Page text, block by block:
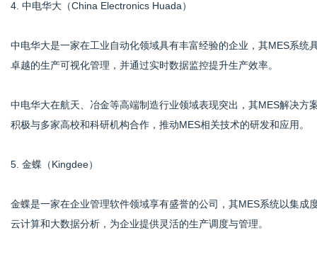
4. 中电华大（China Electronics Huada）
中电华大是一家在工业自动化领域具有丰富经验的企业，其MES系
卓越的生产可视化管理，并通过实时数据监控提升生产效率。
中电华大在航天、冶金等高端制造行业领域表现突出，其MES解决
积极与多家高校和科研机构合作，推动MES相关技术的研发和应用。
5. 金蝶（Kingdee）
金蝶是一家在企业管理软件领域享有盛誉的公司，其MES系统以集
云计算和大数据分析，为企业提供灵活的生产调度与管理。